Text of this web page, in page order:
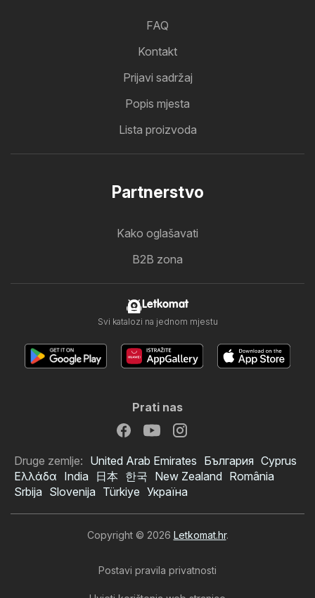
FAQ
Kontakt
Prijavi sadržaj
Popis mjesta
Lista proizvoda
Partnerstvo
Kako oglašavati
B2B zona
Letkomat
Svi katalozi na jednom mjestu
Prati nas
Druge zemlje: United Arab Emirates България Cyprus
Ελλάδα India 日本 한국 New Zealand România
Srbija Slovenija Türkiye Україна
Copyright © 2026 Letkomat.hr.
Postavi pravila privatnosti